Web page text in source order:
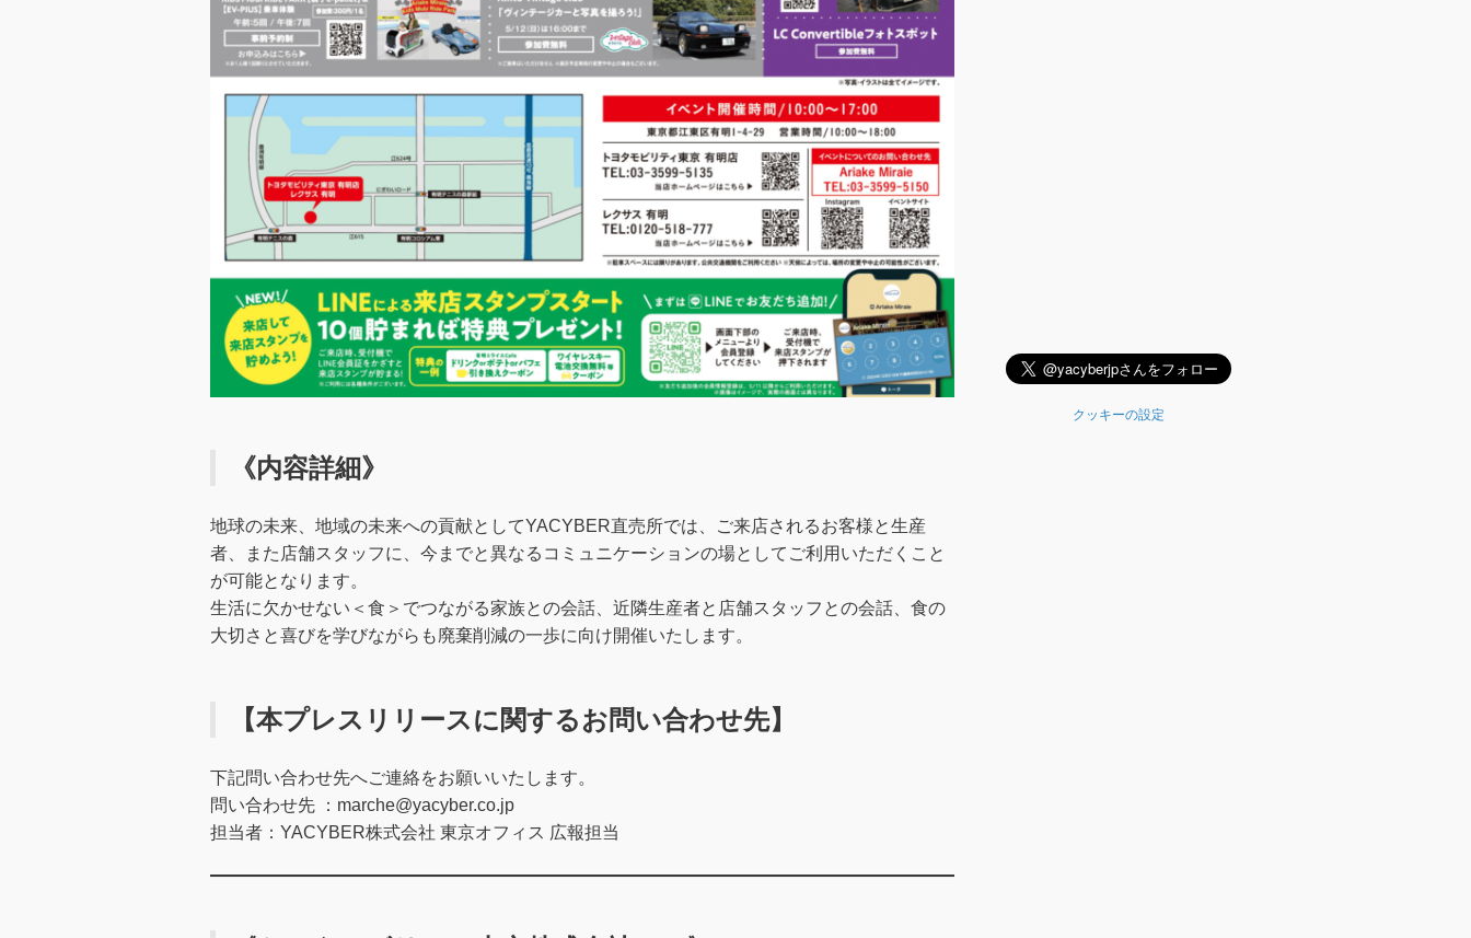
《内容詳細》
地球の未来、地域の未来への貢献としてYACYBER直売所では、ご来店されるお客様と生産
者、また店舗スタッフに、今までと異なるコミュニケーションの場としてご利用いただくこと
が可能となります。
生活に欠かせない＜食＞でつながる家族との会話、近隣生産者と店舗スタッフとの会話、食の
大切さと喜びを学びながらも廃棄削減の一歩に向け開催いたします。
【本プレスリリースに関するお問い合わせ先】
下記問い合わせ先へご連絡をお願いいたします。
問い合わせ先 ： marche@yacyber.co.jp
担当者：YACYBER株式会社 東京オフィス 広報担当
クッキーの設定